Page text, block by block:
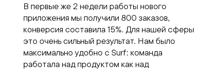
В первые же 2 недели работы нового
приложения мы получили 800 заказов,
конверсия составила 15%. Для нашей сферы
это очень сильный результат. Нам было
максимально удобно с Surf: команда
работала над продуктом как над